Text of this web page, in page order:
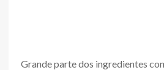
Grande parte dos ingredientes